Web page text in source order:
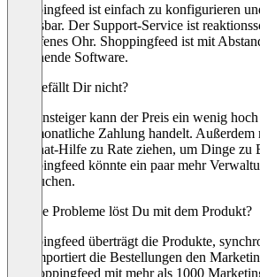
Shoppingfeed ist einfach zu konfigurieren
anpassbar. Der Support-Service ist
ein offenes Ohr. Shoppingfeed ist mit
bedienende Software.
Was gefällt Dir nicht?
Für Einsteiger kann der Preis ein wenig
eine monatliche Zahlung handelt.
die Chat-Hilfe zu Rate ziehen, um Dinge zu
Shoppingfeed könnte ein paar mehr
gebrauchen.
Welche Probleme löst Du mit dem Produkt?
Shoppingfeed überträgt die Produkte,
und importiert die Bestellungen den
ist Shoppingfeed mit mehr als 1000